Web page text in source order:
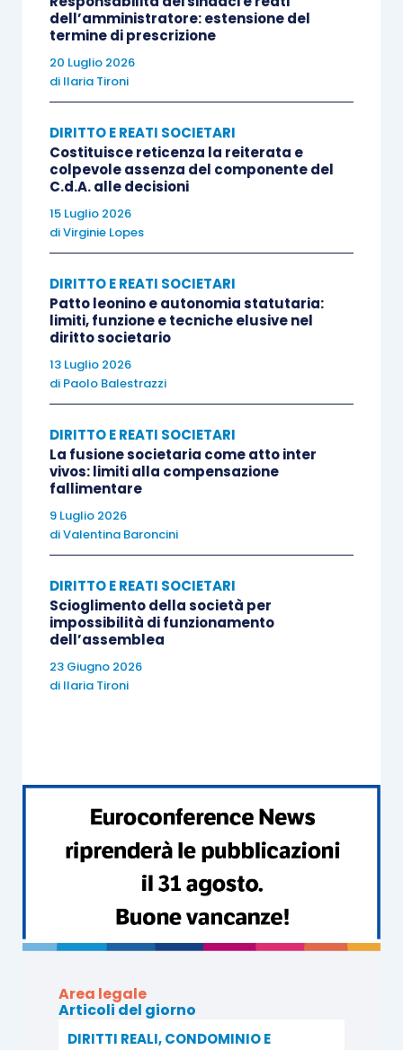
dell’amministratore: estensione del
termine di prescrizione
20 Luglio 2026
di Ilaria Tironi
DIRITTO E REATI SOCIETARI
Costituisce reticenza la reiterata e
colpevole assenza del componente del
C.d.A. alle decisioni
15 Luglio 2026
diVirginie Lopes
DIRITTO E REATI SOCIETARI
Patto leonino e autonomia statutaria:
limiti, funzione e tecniche elusive nel
diritto societario
13 Luglio 2026
di Paolo Balestrazzi
DIRITTO E REATI SOCIETARI
La fusione societaria come atto inter
vivos: limiti alla compensazione
fallimentare
9 Luglio 2026
diValentina Baroncini
DIRITTO E REATI SOCIETARI
Scioglimento della società per
impossibilità di funzionamento
dell’assemblea
23 Giugno 2026
di Ilaria Tironi
Area legale
Articoli del giorno
DIRITTI REALI, CONDOMINIO E